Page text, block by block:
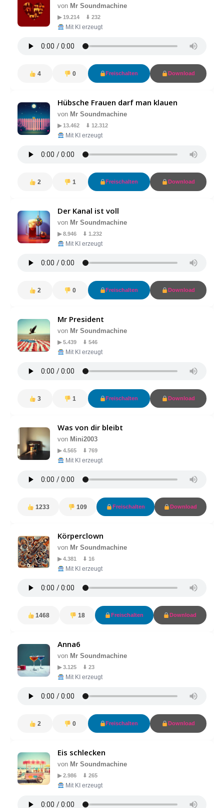
von Mr Soundmachine
▶ 19.214 ⬇ 232
Mit KI erzeugt
4 0 Freischalten Download
Hübsche Frauen darf man klauen
von Mr Soundmachine
▶ 13.462 ⬇ 12.312
Mit KI erzeugt
2 1 Freischalten Download
Der Kanal ist voll
von Mr Soundmachine
▶ 8.946 ⬇ 1.232
Mit KI erzeugt
2 0 Freischalten Download
Mr President
von Mr Soundmachine
▶ 5.439 ⬇ 546
Mit KI erzeugt
3 1 Freischalten Download
Was von dir bleibt
von Mini2003
▶ 4.565 ⬇ 769
Mit KI erzeugt
1233 109 Freischalten Download
Körperclown
von Mr Soundmachine
▶ 4.381 ⬇ 16
Mit KI erzeugt
1468 18 Freischalten Download
Anna6
von Mr Soundmachine
▶ 3.125 ⬇ 23
Mit KI erzeugt
2 0 Freischalten Download
Eis schlecken
von Mr Soundmachine
▶ 2.986 ⬇ 265
Mit KI erzeugt